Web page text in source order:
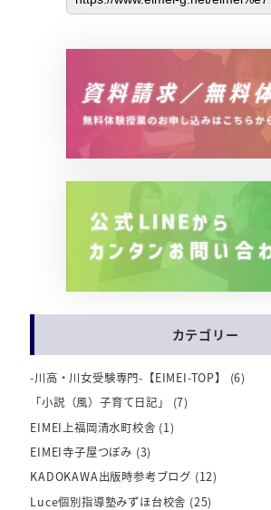
カテゴリー
-川高・川女受験専門-【EIMEI-TOP】
(6)
「小説（風）子育て日記」
(7)
EIMEI上福岡清水町校舎 (1)
EIMEI寺子屋つぼみ (3)
KADOKAWA出版時参考ブログ (12)
Luce個別指導塾みずほ台校舎 (25)